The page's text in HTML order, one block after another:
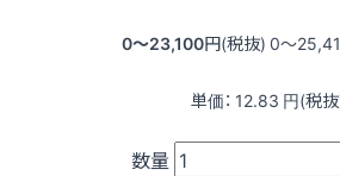
0〜23,100円(税抜) 0〜
単価： 12.83 円(税
数量